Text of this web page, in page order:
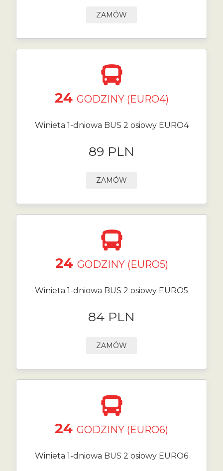
ZAMÓW
24 GODZINY (EURO4)
Winieta 1-dniowa BUS 2 osiowy EURO4
89 PLN
ZAMÓW
24 GODZINY (EURO5)
Winieta 1-dniowa BUS 2 osiowy EURO5
84 PLN
ZAMÓW
24 GODZINY (EURO6)
Winieta 1-dniowa BUS 2 osiowy EURO6